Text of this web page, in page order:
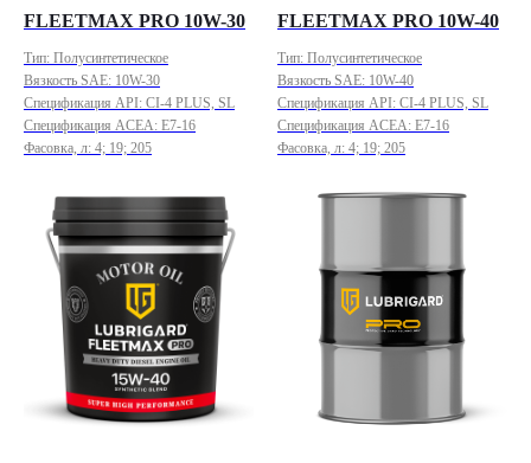
FLEETMAX PRO 10W-30
Тип: Полусинтетическое
Вязкость SAE: 10W-30
Спецификация API: CI-4 PLUS, SL
Спецификация ACEA: E7-16
Фасовка, л: 4; 19; 205
FLEETMAX PRO 10W-40
Тип: Полусинтетическое
Вязкость SAE: 10W-40
Спецификация API: CI-4 PLUS, SL
Спецификация ACEA: E7-16
Фасовка, л: 4; 19; 205